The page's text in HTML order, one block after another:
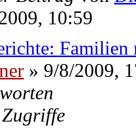
10:59
» 9/8/2009,
Zugriffe